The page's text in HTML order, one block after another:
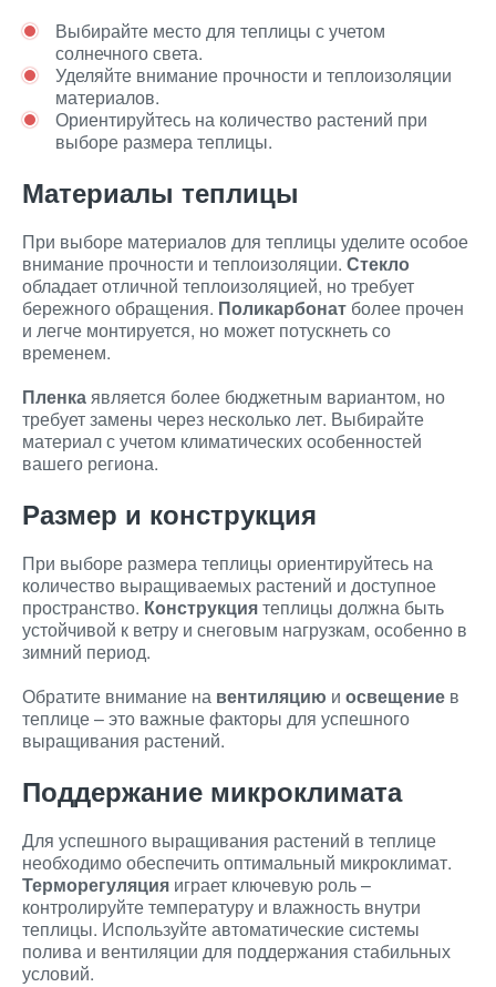
Выбирайте место для теплицы с учетом
солнечного света.
Уделяйте внимание прочности и теплоизоляции
материалов.
Ориентируйтесь на количество растений при
выборе размера теплицы.
Материалы теплицы
При выборе материалов для теплицы уделите особое
внимание прочности и теплоизоляции. Стекло
обладает отличной теплоизоляцией, но требует
бережного обращения. Поликарбонат более прочен
и легче монтируется, но может потускнеть со
временем.
Пленкаявляется более бюджетным вариантом, но
требует замены через несколько лет. Выбирайте
материал с учетом климатических особенностей
вашего региона.
Размер и конструкция
При выборе размера теплицы ориентируйтесь на
количество выращиваемых растений и доступное
пространство. Конструкциятеплицы должна быть
устойчивой к ветру и снеговым нагрузкам, особенно в
зимний период.
Обратите внимание на вентиляцию и освещение в
теплице – это важные факторы для успешного
выращивания растений.
Поддержание микроклимата
Для успешного выращивания растений в теплице
необходимо обеспечить оптимальный микроклимат.
Терморегуляция играет ключевую роль –
контролируйте температуру и влажность внутри
теплицы. Используйте автоматические системы
полива и вентиляции для поддержания стабильных
условий.